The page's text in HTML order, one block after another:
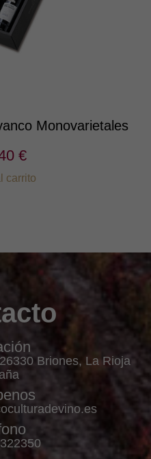
Monovarietales
€
carrito
Briones, La Rioja